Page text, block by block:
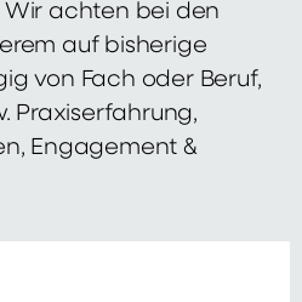
achten bei den
auf bisherige
von Fach oder Beruf,
Praxiserfahrung,
Engagement &